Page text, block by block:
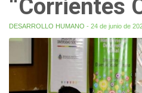
“Corrientes
DESARROLLO HUMANO - 24 de junio de